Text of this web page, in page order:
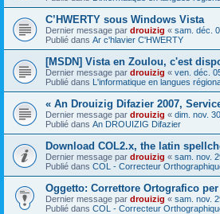
C’HWERTY sous Windows Vista
Dernier message par drouizig « sam. déc.
Publié dans Ar c'hlavier C'HWERTY
[MSDN] Vista en Zoulou, c'est
Dernier message par drouizig « ven. déc.
Publié dans L'informatique en langues
« An Drouizig Difazier 2007,
Dernier message par drouizig « dim. nov.
Publié dans An DROUIZIG Difazier
Download COL2.x, the latin
Dernier message par drouizig « sam. nov.
Publié dans COL - Correcteur
Oggetto: Correttore Ortografico
Dernier message par drouizig « sam. nov.
Publié dans COL - Correcteur